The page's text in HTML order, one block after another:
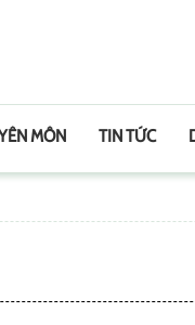
MÔN TIN TỨC